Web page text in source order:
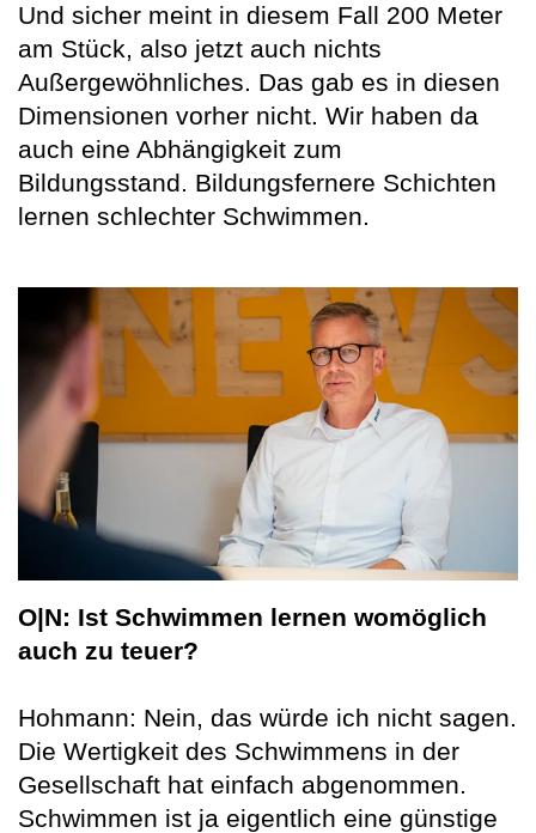
Und sicher meint in diesem Fall 200 Meter
am Stück, also jetzt auch nichts
Außergewöhnliches. Das gab es in diesen
Dimensionen vorher nicht. Wir haben da
auch eine Abhängigkeit zum
Bildungsstand. Bildungsfernere Schichten
lernen schlechter Schwimmen.
O|N: Ist Schwimmen lernen womöglich
auch zu teuer?
Hohmann: Nein, das würde ich nicht sagen.
Die Wertigkeit des Schwimmens in der
Gesellschaft hat einfach abgenommen.
Schwimmen ist ja eigentlich eine günstige